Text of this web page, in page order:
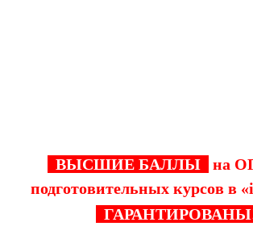
ВЫСШИЕ БАЛЛЫ
на
подготовительных курсов в